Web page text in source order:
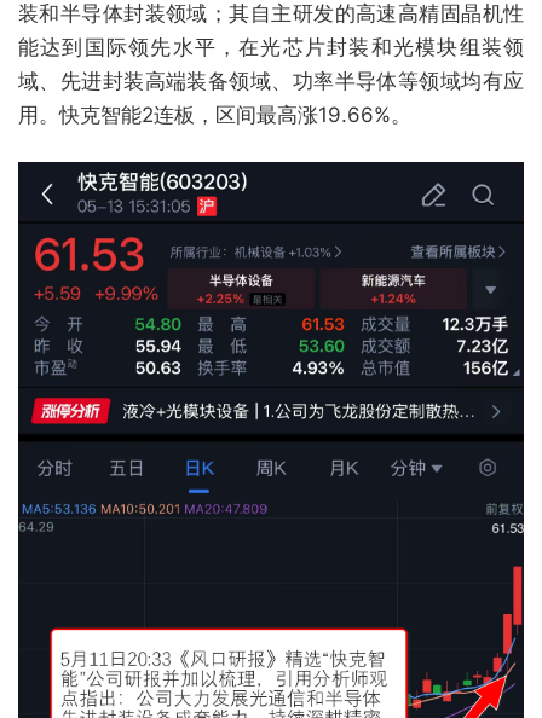
装和半导体封装领域；其自主研发的高速高精固晶机性
能达到国际领先水平，在光芯片封装和光模块组装领
域、先进封装高端装备领域、功率半导体等领域均有应
用。快克智能2连板，区间最高涨19.66%。